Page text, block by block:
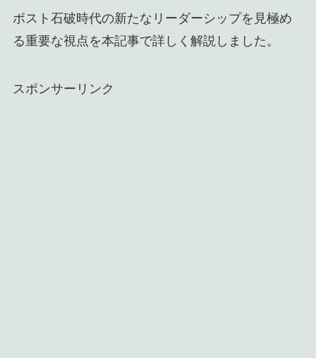
ポスト石破時代の新たなリーダーシップを見極め
る重要な視点を本記事で詳しく解説しました。
スポンサーリンク